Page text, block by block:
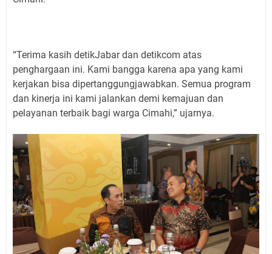
“Terima kasih detikJabar dan detikcom atas
penghargaan ini. Kami bangga karena apa yang kami
kerjakan bisa dipertanggungjawabkan. Semua program
dan kinerja ini kami jalankan demi kemajuan dan
pelayanan terbaik bagi warga Cimahi,” ujarnya.